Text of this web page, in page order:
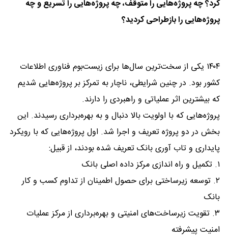
کرد؟ چه پروژه‌هایی را متوقف، چه پروژه‌هایی را تسریع و چه
پروژه‌هایی را بازطراحی کردید؟
۱۴۰۴ یکی از سخت‌ترین سال‌ها برای زیست‌بوم فناوری اطلاعات
کشور بود. در چنین شرایطی، ناچار به تمرکز بر پروژه‌هایی شدیم
که بیشترین اثر عملیاتی و راهبردی را دارند.
پروژه‌هایی که با اولویت بالا دنبال و به بهره‌برداری رسیدند. این
بخش در دو پروژه تعریف و اجرا شد. اول پروژه‌هایی که با رویکرد
پایداری و تاب آوری بانک تعریف شده بودند، از قبیل:
۱. تکمیل و راه اندازی مرکز داده اصلی بانک
۲. توسعه زیرساختی برای حصول اطمینان از تداوم کسب و کار
بانک
۳. تقویت زیرساخت‌های امنیتی و بهره‌برداری از مرکز عملیات
امنیت پیشرفته